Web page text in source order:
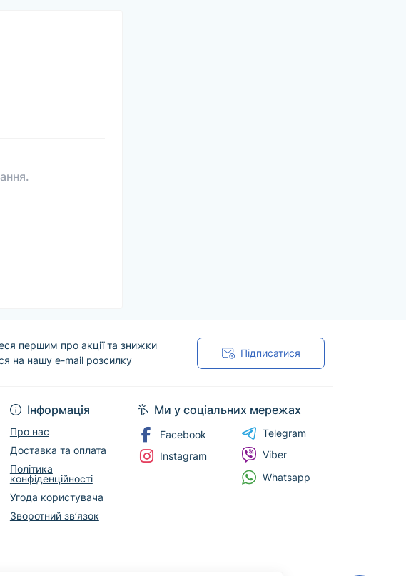
першим про акції та знижки
на нашу e-mail розсилку
Підписатися
Інформація
Про нас
Доставка та оплата
Політика
конфіденційності
Угода користувача
Зворотний зв’язок
Ми у соціальних мережах
Facebook
Instagram
Telegram
Viber
Whatsapp